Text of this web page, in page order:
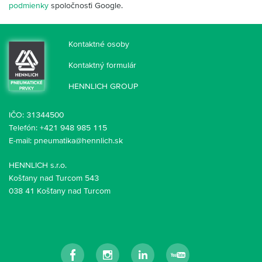
podmienky spoločnosťi Google.
Kontaktné osoby
Kontaktný formulár
HENNLICH GROUP
HENNLICH s.r.o.
Košťany nad Turcom 543
038 41 Košťany nad Turcom
IČO: 31344500
Telefón: +421 948 985 115
E-mail: pneumatika@hennlich.sk